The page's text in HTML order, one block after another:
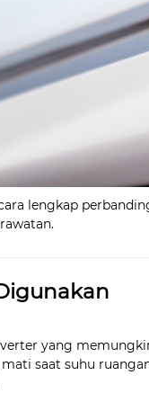
lengkap
yang
saat suhu